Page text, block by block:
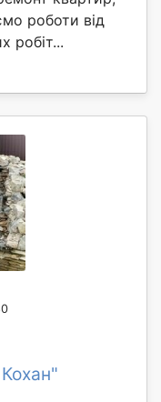
роботи від
робіт...